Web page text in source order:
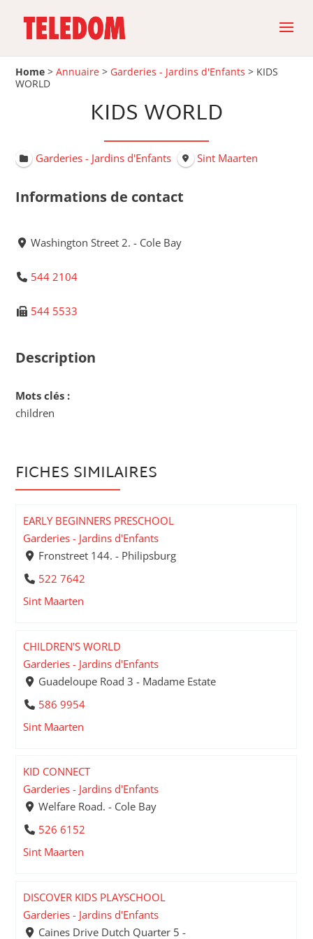
Home >Annuaire > Garderies - Jardins d'Enfants > KIDS
WORLD
KIDS WORLD
Garderies - Jardins d'Enfants Sint Maarten
Informations de contact
Washington Street 2. - Cole Bay
544 2104
544 5533
Description
Mots clés :
children
FICHES SIMILAIRES
EARLY BEGINNERS PRESCHOOL
Garderies - Jardins d'Enfants
Fronstreet 144. - Philipsburg
522 7642
Sint Maarten
CHILDREN'S WORLD
Garderies - Jardins d'Enfants
Guadeloupe Road 3 - Madame Estate
586 9954
Sint Maarten
KID CONNECT
Garderies - Jardins d'Enfants
Welfare Road. - Cole Bay
526 6152
Sint Maarten
DISCOVER KIDS PLAYSCHOOL
Garderies - Jardins d'Enfants
Caines Drive Dutch Quarter 5 -